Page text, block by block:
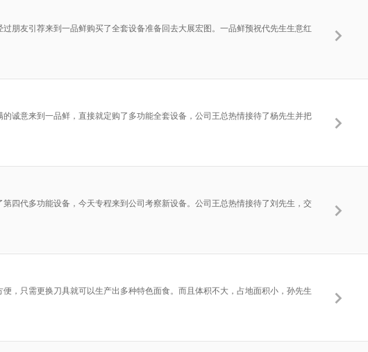
朋友引荐来到一品鲜购买了全套设备准备回去大展宏图。一品鲜预祝代先生生意红
诚意来到一品鲜，直接就定购了多功能全套设备，公司王总热情接待了杨先生并把
四代多功能设备，今天专程来到公司考察新设备。公司王总热情接待了刘先生，交
，只需更换刀具就可以生产出多种特色面食。而且体积不大，占地面积小，孙先生